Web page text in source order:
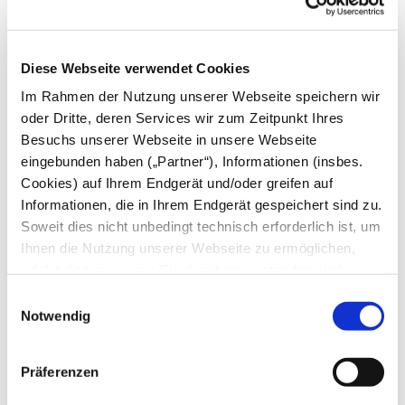
Diese Webseite verwendet Cookies
Im Rahmen der Nutzung unserer Webseite speichern wir
oder Dritte, deren Services wir zum Zeitpunkt Ihres
Besuchs unserer Webseite in unsere Webseite
eingebunden haben („Partner“), Informationen (insbes.
Cookies) auf Ihrem Endgerät und/oder greifen auf
Informationen, die in Ihrem Endgerät gespeichert sind zu.
Soweit dies nicht unbedingt technisch erforderlich ist, um
Ihnen die Nutzung unserer Webseite zu ermöglichen,
Erstellung von Statistiken über die Nutzung unserer
Webseite für uns, aber auch für die Partner zur eigenen
Nutzung. Details hierzu, insbesondere auch zu den
verarbeiteten Kategorien personenbezogener Daten und
Notwendig
Präferenzen
Mai
März
Februar
Januar
2024
Dezember
November
Oktober
September
August
Juli
Mai
März
Februar
2023